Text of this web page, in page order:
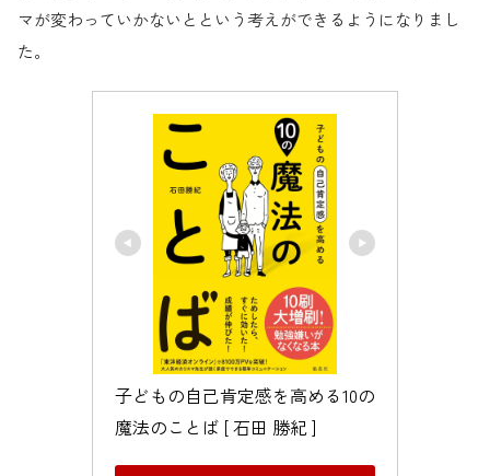
マが変わっていかないとという考えができるようになりまし
た。
子どもの自己肯定感を高める10の
魔法のことば [ 石田 勝紀 ]